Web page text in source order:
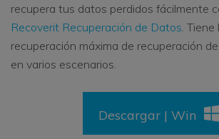
recupera tus datos perdidos fácilmente
Recoverit Recuperación de Datos .
recuperación máxima de recuperación
en varios escenarios.
Descargar | Win